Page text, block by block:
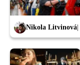
Nikola Litvinová